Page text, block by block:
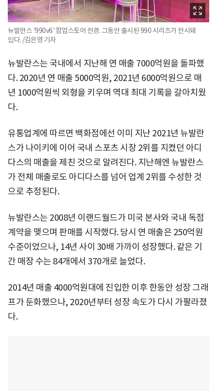
뉴발란스 '990v6' 팝업스토어 전경. 그동안 출시된 990 시리즈가 전시돼
있다. /김은영 기자
뉴발란스는 국내에서 지난해 연 매출 7000억원을 돌파했
다. 2020년 연 매출 5000억원, 2021년 6000억원으로 매
년 1000억원씩 외형을 키우며 역대 최대 기록을 갈아치웠
다.
유통업계에 따르면 백화점에선 이미 지난 2021년 뉴발란
스가 나이키에 이어 국내 스포츠 시장 2위를 지켰던 아디
다스의 매출을 제친 것으로 알려진다. 지난해엔 뉴발란스
가 전체 매출로도 아디다스를 넘어 업계 2위를 수성한 것
으로 추정된다.
뉴발란스는 2008년 이랜드월드가 미국 본사와 국내 독점
계약을 맺으며 판매를 시작했다. 당시 연 매출은 250억원
수준이었으나, 14년 사이 30배 가까이 성장했다. 같은 기
간 매장 수는 84개에서 370개로 늘었다.
2014년 매출 4000억원대에 진입한 이후 한동안 성장 그래
프가 둔화했으나, 2020년부터 성장 속도가 다시 가팔라졌
다.